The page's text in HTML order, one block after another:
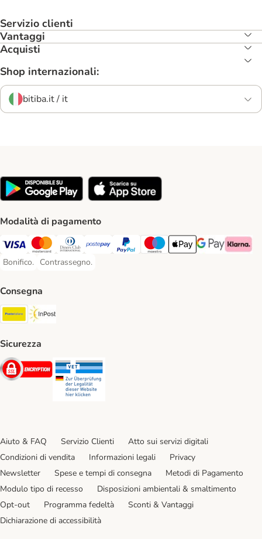
Servizio clienti
Vantaggi
Acquisti
Shop internazionali:
bitiba.it / it
Modalità di pagamento
Visa. Payment Method
Mastercard. Payment Method
Diners Club. Payment Method
Postepay. Payment Method
PayPal. Payment Method
Maestro. Payment Method
Apple pay. Payment
Google Pay
Klarna
Bonifico.
Bonifico. Payment Method
Contrassegno.
Contrassegno. Payment Method
Consegna
Poste Italiane. Shipping Method
Sicurezza
Security
Aiuto & FAQ Servizio Clienti
Atto sui servizi digitali
Condizioni di vendita
Informazioni legali
Privacy
Newsletter
Spese e tempi di consegna
Metodi di Pagamento
Modulo tipo di recesso
Disposizioni ambientali & smaltimento
Opt-out
Programma fedeltà
Sconti & Vantaggi
Dichiarazione di accessibilità